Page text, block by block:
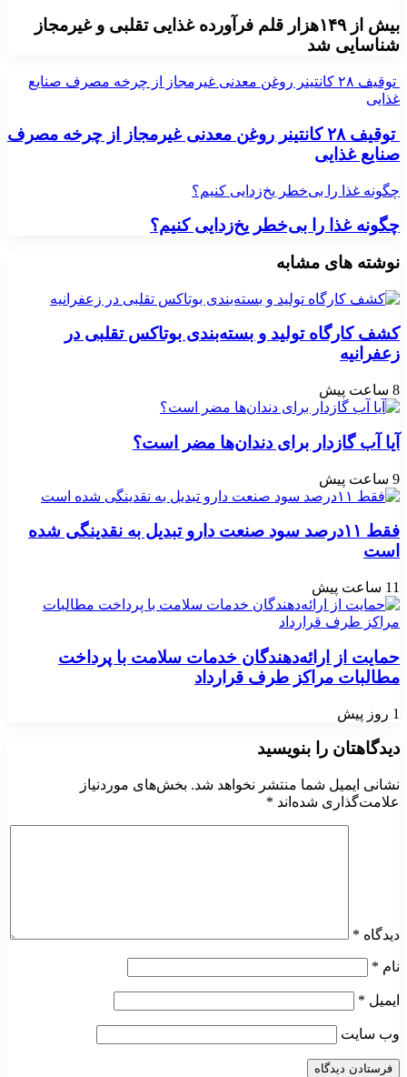
بیش از ۱۴۹هزار قلم فرآورده غذایی تقلبی و غیرمجاز
شناسایی شد
توقیف ۲۸ کانتینر روغن معدنی غیرمجاز از چرخه مصرف صنایع
غذایی
توقیف ۲۸ کانتینر روغن معدنی غیرمجاز از چرخه مصرف
صنایع غذایی
چگونه غذا را بی‌خطر یخ‌زدایی کنیم؟
چگونه غذا را بی‌خطر یخ‌زدایی کنیم؟
نوشته های مشابه
کشف کارگاه تولید و بسته‌بندی بوتاکس تقلبی در
زعفرانیه
8 ساعت پیش
آیا آب گازدار برای دندان‌ها مضر است؟
9 ساعت پیش
فقط ۱۱‌درصد سود صنعت دارو تبدیل به نقدینگی شده
است
11 ساعت پیش
حمایت از ارائه‌دهندگان خدمات سلامت با پرداخت
مطالبات مراکز طرف قرارداد
1 روز پیش
دیدگاهتان را بنویسید
نشانی ایمیل شما منتشر نخواهد شد. بخش‌های موردنیاز
علامت‌گذاری شده‌اند *
دیدگاه *
نام *
ایمیل *
وب‌ سایت